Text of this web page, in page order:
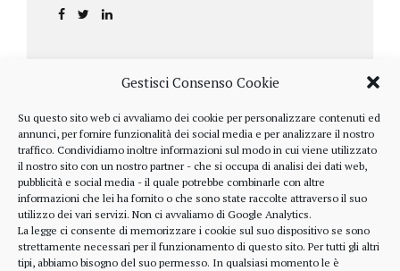
Gestisci Consenso Cookie
Su questo sito web ci avvaliamo dei cookie per personalizzare contenuti ed
annunci, per fornire funzionalità dei social media e per analizzare il nostro
traffico. Condividiamo inoltre informazioni sul modo in cui viene utilizzato
il nostro sito con un nostro partner - che si occupa di analisi dei dati web,
pubblicità e social media - il quale potrebbe combinarle con altre
informazioni che lei ha fornito o che sono state raccolte attraverso il suo
utilizzo dei vari servizi. Non ci avvaliamo di Google Analytics.
La legge ci consente di memorizzare i cookie sul suo dispositivo se sono
strettamente necessari per il funzionamento di questo sito. Per tutti gli altri
tipi, abbiamo bisogno del suo permesso. In qualsiasi momento le è
aprile ha fatto parecchio discutere il discorso che
una lettera annuale che Fink ha inviato agli
investitori, nella quale fa il punto sulla situazione
geopolitica ed economica globale, accompagnata da
alcune considerazioni sui profitti generati dalle
scelte finanziarie operate dal fondo BlackRock.
Occorre leggere molto attentamente il testo della
lettera
(https://www.blackrock.com/corporate/investor-
relations/larry-fink-chairmans-letter). Fink afferma
chiaramente che...